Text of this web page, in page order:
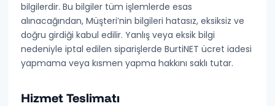
bilgilerdir. Bu bilgiler tüm işlemlerde esas
alınacağından, Müşteri’nin bilgilerihatasız, eksiksiz ve
doğru girdiği kabul edilir. Yanlış veya eksik bilgi
nedeniyle iptal edilen siparişlerde BurtiNET ücret iadesi
yapmama veya kısmen yapma hakkını saklı tutar.
Hizmet Teslimatı